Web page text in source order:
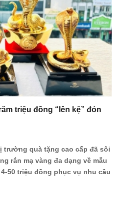
triệu đồng “lên kệ” đón
trường quà tặng cao cấp đã sôi
rắn mạ vàng đa dạng về mẫu
50 triệu đồng phục vụ nhu cầu